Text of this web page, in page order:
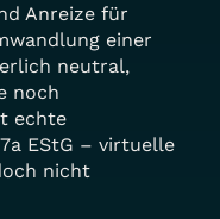
Anreize für
einer
neutral,
noch
echte
EStG – virtuelle
nicht